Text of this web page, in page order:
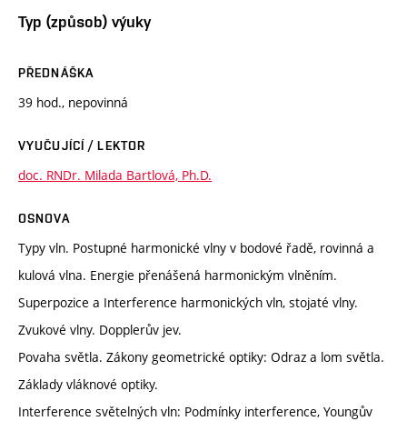
Typ (způsob) výuky
PŘEDNÁŠKA
39 hod., nepovinná
VYUČUJÍCÍ / LEKTOR
doc. RNDr. Milada Bartlová, Ph.D.
OSNOVA
Typy vln. Postupné harmonické vlny v bodové řadě, rovinná a
kulová vlna. Energie přenášená harmonickým vlněním.
Superpozice a Interference harmonických vln, stojaté vlny.
Zvukové vlny. Dopplerův jev.
Povaha světla. Zákony geometrické optiky: Odraz a lom světla.
Základy vláknové optiky.
Interference světelných vln: Podmínky interference, Youngův